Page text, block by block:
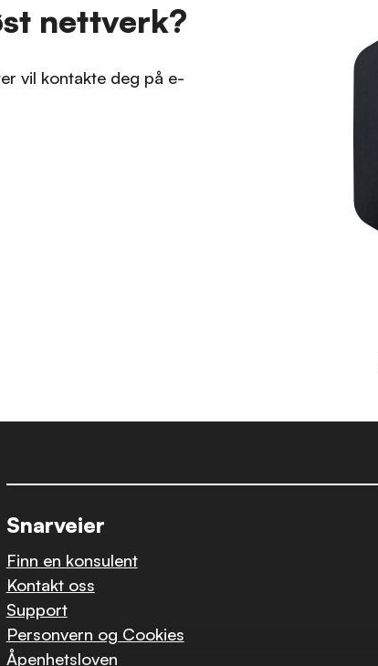
nettverk?
vil kontakte deg på e-
Snarveier
Finn en konsulent
Kontakt oss
Support
Personvern og Cookies
Åpenhetsloven